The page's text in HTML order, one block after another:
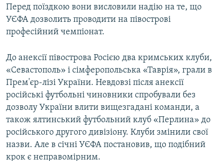
Перед поїздкою вони висловили надію на те, що
УЄФА дозволить проводити на півострові
професійний чемпіонат.​
До анексії півострова Росією два кримських клуби,
«Севастополь» і сімферопольська «Таврія», грали в
Прем'єр-лізі України. Невдовзі після анексії
російські футбольні чиновники спробували без
дозволу України влити вищезгадані команди, а
також ялтинський футбольний клуб «Перлина» до
російського другого дивізіону. Клуби змінили свої
назви. Але в січні УЄФА постановив, що подібний
крок є неправомірним.